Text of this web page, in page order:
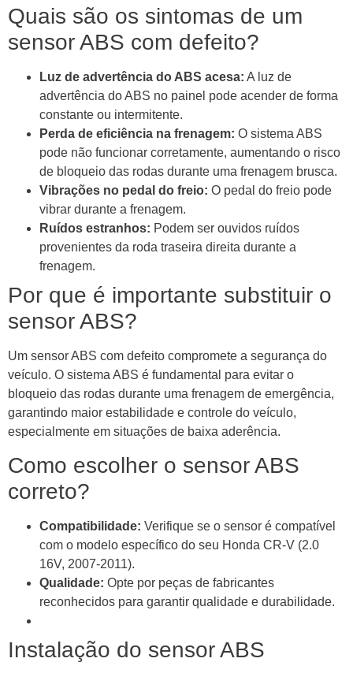
Quais são os sintomas de um
sensor ABS com defeito?
Luz de advertência do ABS acesa: A luz de
advertência do ABS no painel pode acender de forma
constante ou intermitente.
Perda de eficiência na frenagem: O sistema ABS
pode não funcionar corretamente, aumentando o risco
de bloqueio das rodas durante uma frenagem brusca.
Vibrações no pedal do freio: O pedal do freio pode
vibrar durante a frenagem.
Ruídos estranhos: Podem ser ouvidos ruídos
provenientes da roda traseira direita durante a
frenagem.
Por que é importante substituir o
sensor ABS?
Um sensor ABS com defeito compromete a segurança do
veículo. O sistema ABS é fundamental para evitar o
bloqueio das rodas durante uma frenagem de emergência,
garantindo maior estabilidade e controle do veículo,
especialmente em situações de baixa aderência.
Como escolher o sensor ABS
correto?
Compatibilidade: Verifique se o sensor é compatível
com o modelo específico do seu Honda CR-V (2.0
16V, 2007-2011).
Qualidade: Opte por peças de fabricantes
reconhecidos para garantir qualidade e durabilidade.
Instalação do sensor ABS